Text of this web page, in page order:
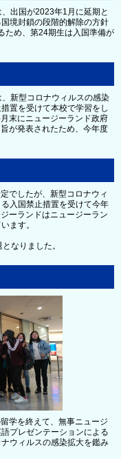
出国が2023年1月に延期と
境封鎖の段階的解除の方針
ため、第24期生は入国準備が
新型コロナウィルスの感染
置を受けて本校で学習をし
末にニュージーランド政府
が発表されたため、今年度
でしたが、新型コロナウィ
入国禁止措置を受けて今年
ーランドはニュージーラン
ます。
なりました。
学を終えて、無事ニュージ
プレゼンテーションによる
ウィルスの感染拡大を鑑み